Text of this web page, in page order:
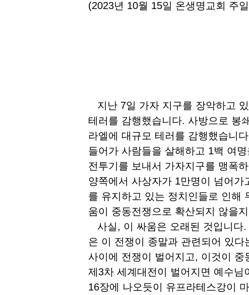
(2023년 10월 15일 온생명교회 주
지난 7일 가자 지구를 장악하고
테러를 감행했습니다. 사방으로 봉
라엘에 대규모 테러를 감행했습니
들어가 사람들을 살해하고 1백 여
전투기를 보내서 가자지구를 맹폭
양쪽에서 사상자가 1만명이 넘어가
를 유지하고 있는 정치인들로 인해
움이 중동전쟁으로 확산되지 않을
사실, 이 싸움은 오래된 것입니다
은 이 전쟁이 종말과 관련되어 있
사이에 전쟁이 벌어지고, 이것이
제3차 세계대전이 벌어지면 예수
16장에 나오듯이 유프라테스강이